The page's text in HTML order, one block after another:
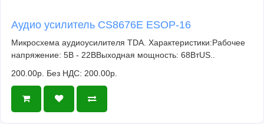
Аудио усилитель CS8676E ESOP-16
Микросхема аудиоусилителя TDA. Характеристики:Рабочее
напряжение: 5В - 22ВВыходная мощность: 68ВтUS..
200.00р. Без НДС: 200.00р.